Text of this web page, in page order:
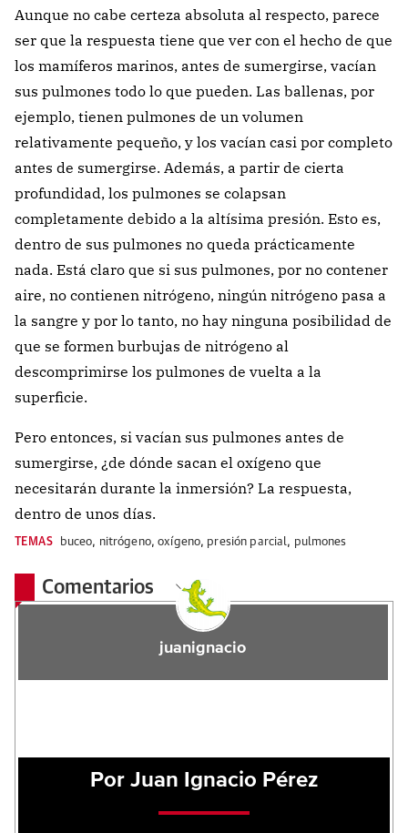
Aunque no cabe certeza absoluta al respecto, parece
ser que la respuesta tiene que ver con el hecho de que
los mamíferos marinos, antes de sumergirse, vacían
sus pulmones todo lo que pueden. Las ballenas, por
ejemplo, tienen pulmones de un volumen
relativamente pequeño, y los vacían casi por completo
antes de sumergirse. Además, a partir de cierta
profundidad, los pulmones se colapsan
completamente debido a la altísima presión. Esto es,
dentro de sus pulmones no queda prácticamente
nada. Está claro que si sus pulmones, por no contener
aire, no contienen nitrógeno, ningún nitrógeno pasa a
la sangre y por lo tanto, no hay ninguna posibilidad de
que se formen burbujas de nitrógeno al
descomprimirse los pulmones de vuelta a la
superficie.
Pero entonces, si vacían sus pulmones antes de
sumergirse, ¿de dónde sacan el oxígeno que
necesitarán durante la inmersión? La respuesta,
dentro de unos días.
TEMAS buceo, nitrógeno,oxígeno, presión parcial, pulmones
Comentarios
juanignacio
Por Juan Ignacio Pérez